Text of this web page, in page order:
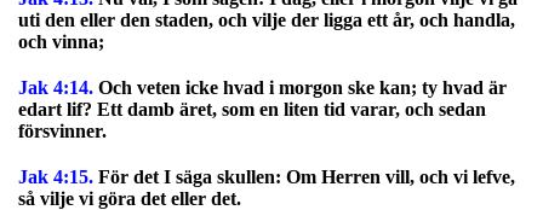
uti den eller den staden, och vilje der ligga ett år, och handla,
och vinna;
Jak 4:14. Och veten icke hvad i morgon ske kan; ty hvad är
edart lif? Ett damb äret, som en liten tid varar, och sedan
försvinner.
Jak 4:15. För det I säga skullen: Om Herren vill, och vi lefve,
så vilje vi göra det eller det.